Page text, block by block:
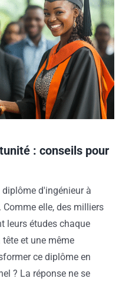
: conseils pour
d'ingénieur à
elle, des milliers
leurs études chaque
et une même
ce diplôme en
? La réponse ne se